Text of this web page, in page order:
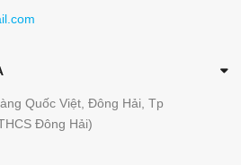
Quốc Việt, Đông Hải, Tp
Đông Hải)